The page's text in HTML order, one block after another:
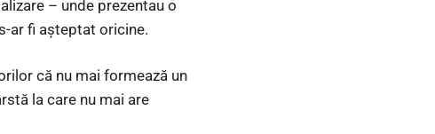
– unde prezentau o
ar fi așteptat oricine.
că nu mai formează un
la care nu mai are